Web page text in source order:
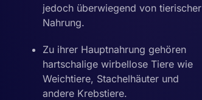
jedoch überwiegend von tierischer
Nahrung.
Zu ihrer Hauptnahrung gehören
hartschalige wirbellose Tiere wie
Weichtiere, Stachelhäuter und
andere Krebstiere.